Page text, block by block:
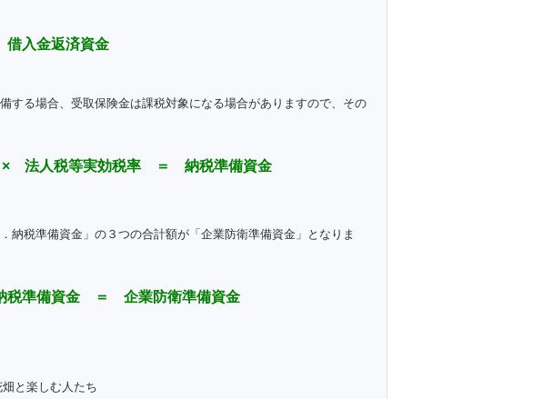
入金返済資金
する場合、受取保険金は課税対象になる場合がありますので、その
人税等実効税率 ＝ 納税準備資金
納税準備資金」の３つの合計額が「企業防衛準備資金」となりま
準備資金 ＝ 企業防衛準備資金